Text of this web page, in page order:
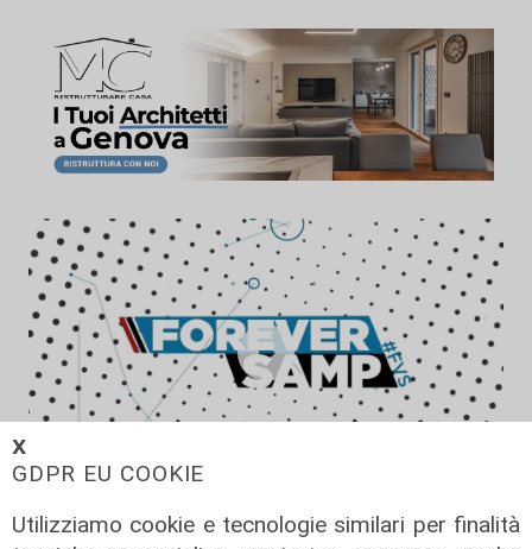
𝗫
GDPR EU COOKIE
Utilizziamo cookie e tecnologie similari per finalità
Forever Samp puntata del
11/07/2026